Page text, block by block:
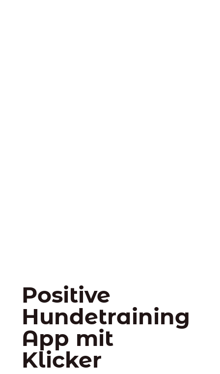
Positive
Hundetraining
App mit
Klicker